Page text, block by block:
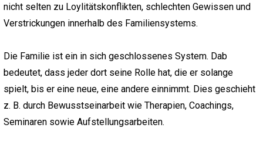
nicht selten zu Loylitätskonflikten, schlechten Gewissen und
Verstrickungen innerhalb des Familiensystems.
Die Familie ist ein in sich geschlossenes System. Dab
bedeutet, dass jeder dort seine Rolle hat, die er solange
spielt, bis er eine neue, eine andere einnimmt. Dies geschieht
z. B. durch Bewusstseinarbeit wie Therapien, Coachings,
Seminaren sowie Aufstellungsarbeiten.